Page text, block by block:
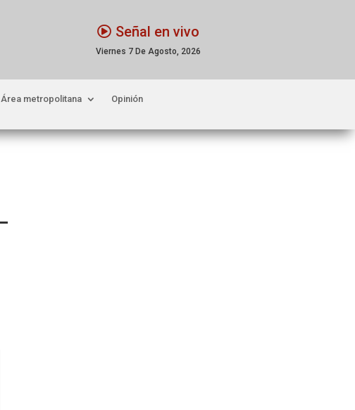
Señal en vivo
Viernes 7 De Agosto, 2026
Área metropolitana Opinión